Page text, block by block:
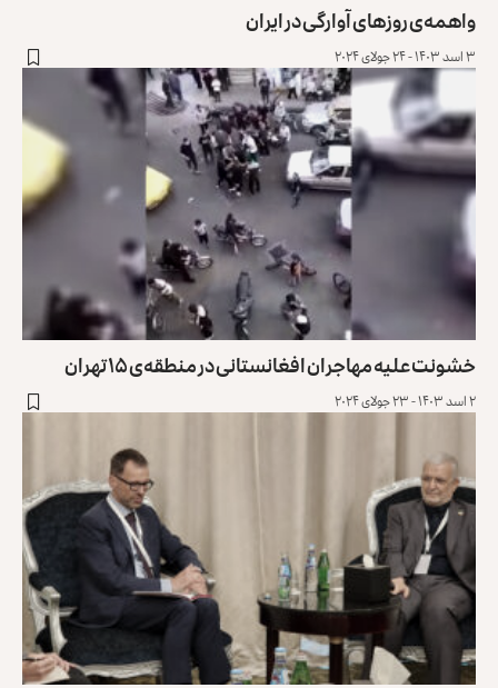
واهمه‌ی روزهای آوارگی در ایران
۳ اسد ۱۴۰۳ - ۲۴ جولای ۲۰۲۴
خشونت علیه مهاجران افغانستانی در منطقه‌ی ۱۵ تهران
۲ اسد ۱۴۰۳ - ۲۳ جولای ۲۰۲۴